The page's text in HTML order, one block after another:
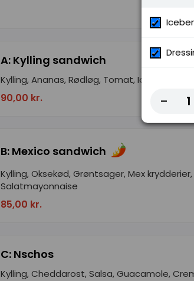
A: Kylling sandwich
Kylling, Ananas, Rødløg, Tomat, Iceberg
90,00 kr.
B: Mexico sandwich
Kylling, Oksekød, Grøntsager, Mex
Salatmayonnaise
85,00 kr.
C: Nschos
Kylling, Cheddarost, Salsa, Guacamole,
-